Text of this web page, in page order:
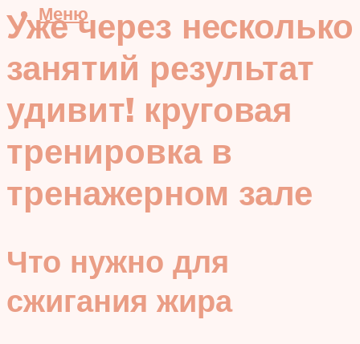
Меню
Уже через несколько
занятий результат
удивит! круговая
тренировка в
тренажерном зале
Что нужно для
сжигания жира